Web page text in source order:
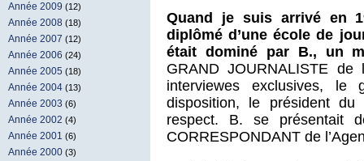
Année 2009 (12)
Année 2008 (18)
Année 2007 (12)
Année 2006 (24)
Année 2005 (18)
Année 2004 (13)
Année 2003 (6)
Année 2002 (4)
Année 2001 (6)
Année 2000 (3)
Quand je suis arrivé en
diplômé d’une école de
était dominé par B., un
GRAND JOURNALISTE
interviewes exclusives,
disposition, le président
respect. B. se présentait
CORRESPONDANT de